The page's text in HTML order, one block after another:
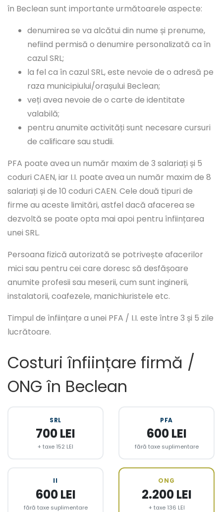
în Beclean sunt importante următoarele aspecte:
denumirea se va alcătui din nume și prenume,
nefiind permisă o denumire personalizată ca în
cazul SRL;
la fel ca în cazul SRL, este nevoie de o adresă pe
raza municipiului/orașului Beclean;
veți avea nevoie de o carte de identitate
valabilă;
pentru anumite activități sunt necesare cursuri
de calificare sau studii.
PFA poate avea un număr maxim de 3 salariați și 5
coduri CAEN, iar I.I. poate avea un număr maxim de 8
salariați și de 10 coduri CAEN. Cele două tipuri de
firme au aceste limitări, astfel dacă afacerea se
dezvoltă se poate opta mai apoi pentru înființarea
unei SRL.
Persoana fizică autorizată se potrivește afacerilor
mici sau pentru cei care doresc să desfășoare
anumite profesii sau meserii, cum sunt inginerii,
instalatorii, coafezele, manichiuristele etc.
Timpul de înființare a unei PFA / I.I. este între 3 și 5 zile
lucrătoare.
Costuri înființare firmă /
ONG în Beclean
SRL
700 LEI
+ taxe 152 LEI
PFA
600 LEI
fără taxe suplimentare
II
600 LEI
fără taxe suplimentare
ONG
2.200 LEI
+ taxe 136 LEI